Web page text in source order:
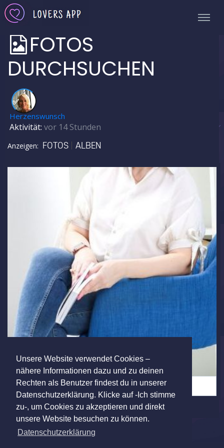
Unsere Website verwendet Cookies –
nähere Informationen dazu und zu deinen
Rechten als Benutzer findest du in unserer
Datenschutzerklärung. Klicke auf -Ich stimme
zu-, um Cookies zu akzeptieren und direkt
unsere Website besuchen zu können.
Datenschutzerklärung
FOTOS
DURCHSUCHEN
✅
Herzenswunsch
Aktivität: vor 14 Stunden
Anzeigen: FOTOS ALBEN
Single sucht neuen Mann aus der Region Wien Österr... (7)